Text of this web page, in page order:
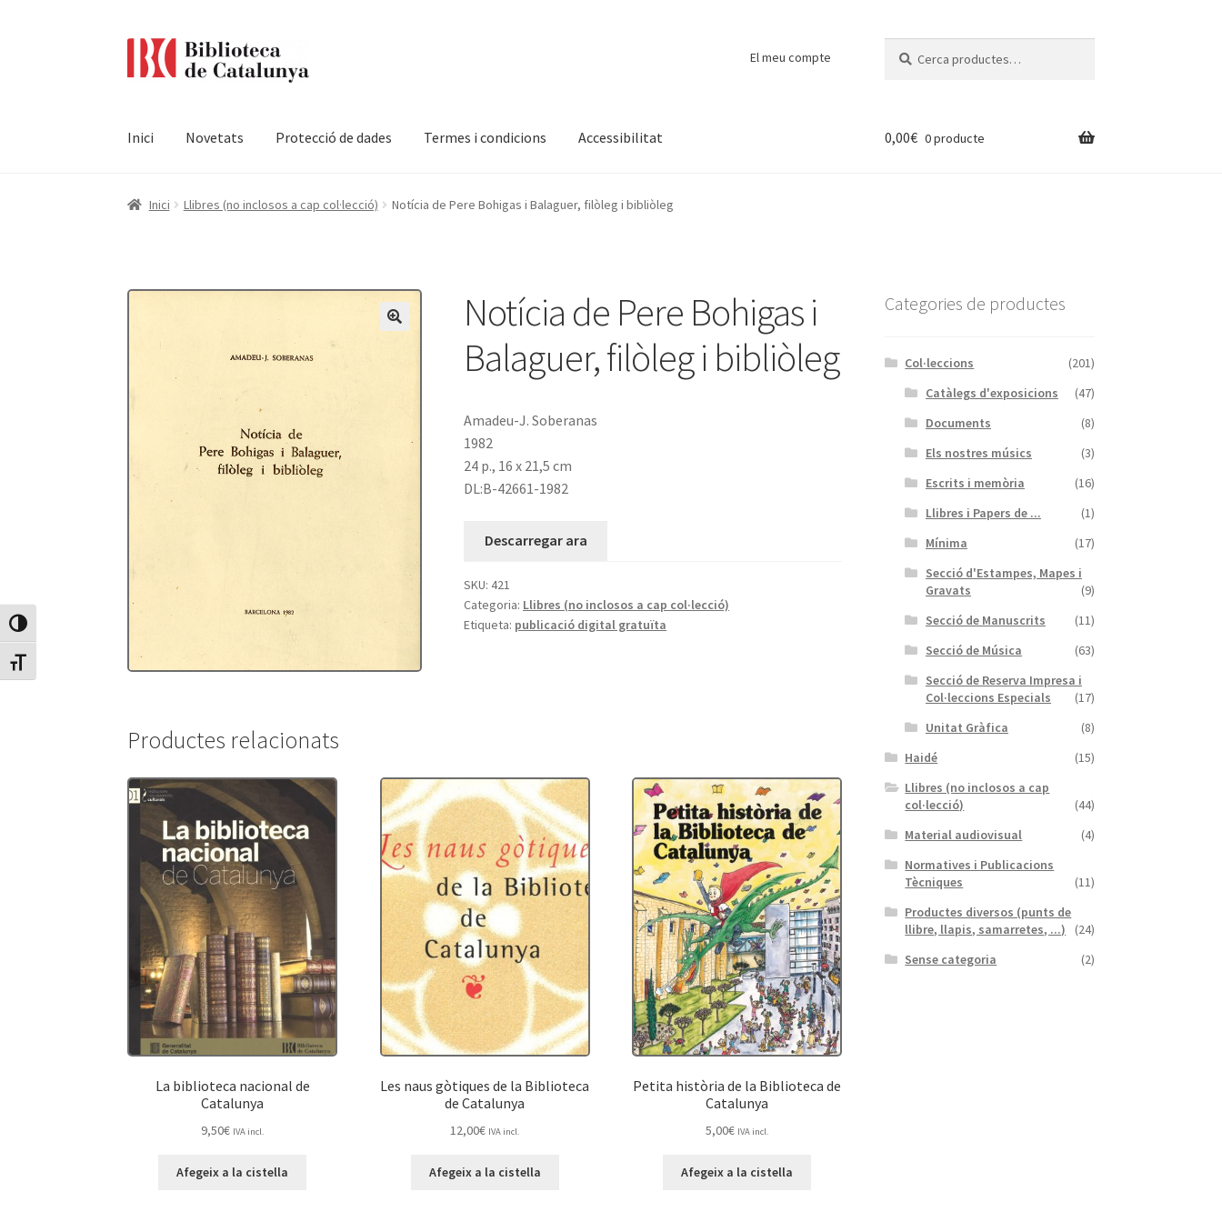
Canvia Alt Contrast
Canvia mida de lletra
El meu compte
Inici Novetats Protecció de dades Termes i condicions Accessibilitat
Pàgina d'inici Accessibilitat Cistella El meu compte Finalitzar compra Novetats Payment
0,00€ 0 producte
Inici Llibres (no inclosos a cap col·lecció) Notícia de Pere Bohigas i Balaguer, filòleg i bibliòleg
Notícia de Pere Bohigas i
Balaguer, filòleg i bibliòleg
Amadeu-J. Soberanas
1982
24 p., 16 x 21,5 cm
DL:B-42661-1982
Descarregar ara
SKU:421
Categoria: Llibres (no inclosos a cap col·lecció)
Etiqueta: publicació digital gratuïta
Productes relacionats
La biblioteca nacional de
Catalunya
9,50€ IVA incl.
Afegeix a la cistella
Les naus gòtiques de la Biblioteca
de Catalunya
12,00€ IVA incl.
Afegeix a la cistella
Petita història de la Biblioteca de
Catalunya
5,00€ IVA incl.
Afegeix a la cistella
Categories de productes
Col·leccions
(201)
Catàlegs d'exposicions
(47)
Documents
(8)
Els nostres músics
(3)
Escrits i memòria
(16)
Llibres i Papers de ...
(1)
Mínima
(17)
Secció d'Estampes, Mapes i
Gravats
(9)
Secció de Manuscrits
(11)
Secció de Música
(63)
Secció de Reserva Impresa i
Col·leccions Especials
(17)
Unitat Gràfica
(8)
Haidé
(15)
Llibres (no inclosos a cap
col·lecció)
(44)
Material audiovisual
(4)
Normatives i Publicacions
Tècniques
(11)
Productes diversos (punts de
llibre, llapis, samarretes, ...)
(24)
Sense categoria
(2)